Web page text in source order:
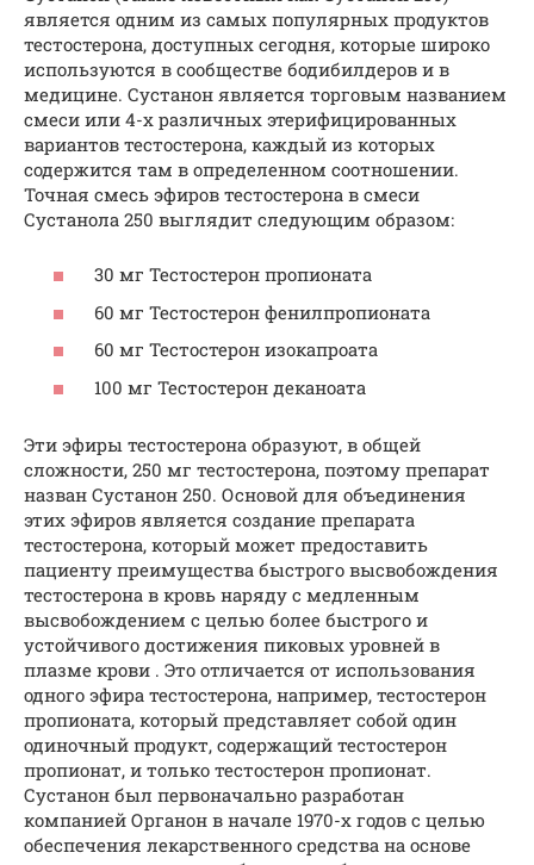
является одним из самых популярных продуктов
тестостерона, доступных сегодня, которые широко
используются в сообществе бодибилдеров и в
медицине. Сустанон является торговым названием
смеси или 4-х различных этерифицированных
вариантов тестостерона, каждый из которых
содержится там в определенном соотношении.
Точная смесь эфиров тестостерона в смеси
Сустанола 250 выглядит следующим образом:
30 мг Тестостерон пропионата
60 мг Тестостерон фенилпропионата
60 мг Тестостерон изокапроата
100 мг Тестостерон деканоата
Эти эфиры тестостерона образуют, в общей
сложности, 250 мг тестостерона, поэтому препарат
назван Сустанон 250. Основой для объединения
этих эфиров является создание препарата
тестостерона, который может предоставить
пациенту преимущества быстрого высвобождения
тестостерона в кровь наряду с медленным
высвобождением с целью более быстрого и
устойчивого достижения пиковых уровней в
плазме крови . Это отличается от использования
одного эфира тестостерона, например, тестостерон
пропионата, который представляет собой один
одиночный продукт, содержащий тестостерон
пропионат, и только тестостерон пропионат.
Сустанон был первоначально разработан
компанией Органон в начале 1970-х годов с целью
обеспечения лекарственного средства на основе